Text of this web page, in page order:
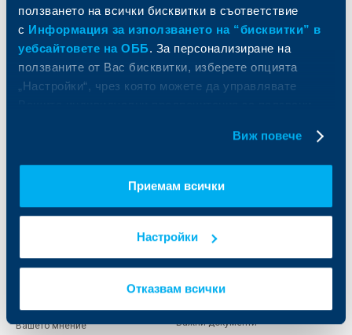
ползването на всички бисквитки в съответствие
с Информация за използването на “бисквитки” в
уебсайтовете на ОББ. За персонализиране на
ползваните от Вас бисквитки, изберете опцията
„Настройки“, чрез която можете да управлявате
Виж повече
Приемам всички
Настройки
Отказвам всички
Факторинг
Кредити за собственици на фирми
Финансови институции и суверени
За ОББ
За акционери
Отчети и анализи
ОББ Галерия
Новини
Вашето мнение
Групата на KBC
ОББ Пенсионно осигуряване
ОББ Асет мениджмънт
Продажба на имоти
Условия за ползване на сайта
Бисквитки
Важни документи